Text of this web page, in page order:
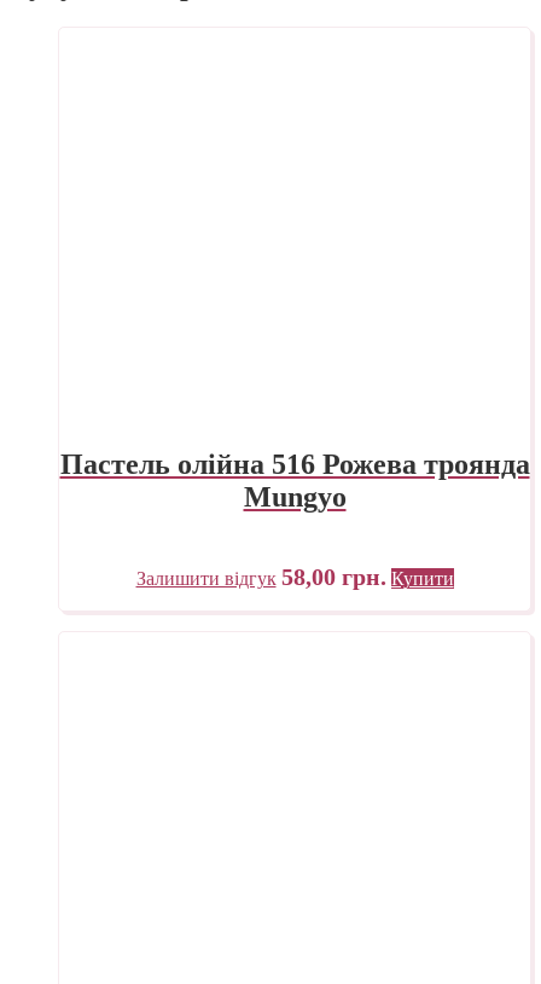
Пастель олійна 516 Рожева троянда
Mungyo
Залишити відгук 58,00 грн. Купити